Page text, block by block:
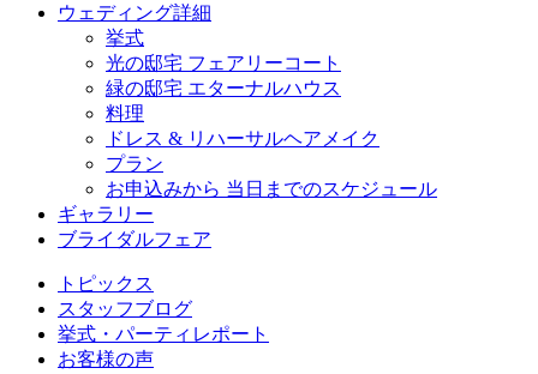
ウェディング詳細
挙式
光の邸宅 フェアリーコート
緑の邸宅 エターナルハウス
料理
ドレス & リハーサルヘアメイク
プラン
お申込みから 当日までのスケジュール
ギャラリー
ブライダルフェア
トピックス
スタッフブログ
挙式・パーティレポート
お客様の声